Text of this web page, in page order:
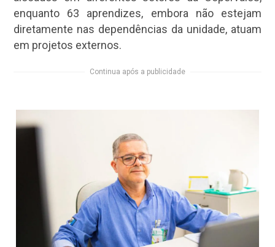
enquanto 63 aprendizes, embora não estejam
diretamente nas dependências da unidade, atuam
em projetos externos.
Continua após a publicidade